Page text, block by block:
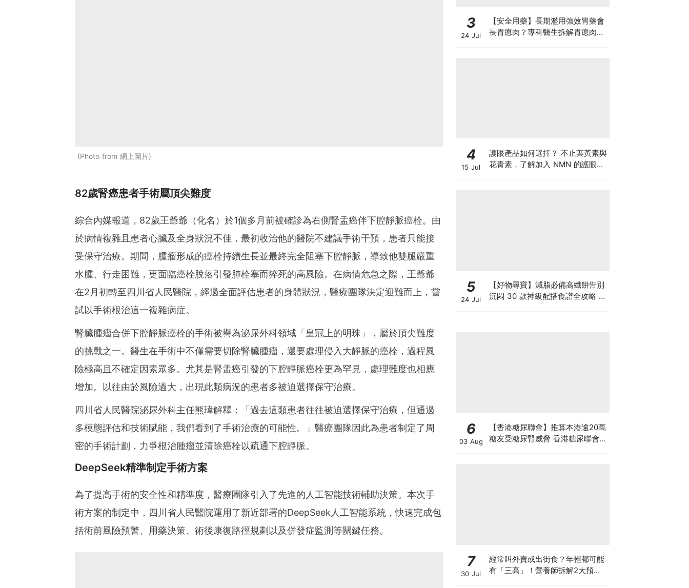
Photo from 網上圖片
82歲腎癌患者手術屬頂尖難度
綜合內媒報道，82歲王爺爺（化名）於1個多月前被確診為右側腎盂癌伴下腔靜脈癌栓。由
於病情複雜且患者心臟及全身狀況不佳，最初收治他的醫院不建議手術干預，患者只能接
受保守治療。期間，腫瘤形成的癌栓持續生長並最終完全阻塞下腔靜脈，導致他雙腿嚴重
水腫、行走困難，更面臨癌栓脫落引發肺栓塞而猝死的高風險。在病情危急之際，王爺爺
在2月初轉至四川省人民醫院，經過全面評估患者的身體狀況，醫療團隊決定迎難而上，嘗
試以手術根治這一複雜病症。
腎臟腫瘤合併下腔靜脈癌栓的手術被譽為泌尿外科領域「皇冠上的明珠」，屬於頂尖難度
的挑戰之一。醫生在手術中不僅需要切除腎臟腫瘤，還要處理侵入大靜脈的癌栓，過程風
險極高且不確定因素眾多。尤其是腎盂癌引發的下腔靜脈癌栓更為罕見，處理難度也相應
增加。以往由於風險過大，出現此類病況的患者多被迫選擇保守治療。
四川省人民醫院泌尿外科主任熊瑋解釋：「過去這類患者往往被迫選擇保守治療，但通過
多模態評估和技術賦能，我們看到了手術治癒的可能性。」醫療團隊因此為患者制定了周
密的手術計劃，力爭根治腫瘤並清除癌栓以疏通下腔靜脈。
DeepSeek精準制定手術方案
為了提高手術的安全性和精準度，醫療團隊引入了先進的人工智能技術輔助決策。本次手
術方案的制定中，四川省人民醫院運用了新近部署的DeepSeek人工智能系統，快速完成包
括術前風險預警、用藥決策、術後康復路徑規劃以及併發症監測等關鍵任務。
3
24 Jul
【安全用藥】長期濫用強效胃藥會
長胃瘜肉？專科醫生拆解胃瘜肉癌
4
15 Jul
護眼產品如何選擇？ 不止葉黃素與
花青素，了解加入 NMN 的護眼方
5
24 Jul
【好物尋寶】減脂必備高纖餅告別
沉悶 30 款神級配搭食譜全攻略 日
6
03 Aug
【香港糖尿聯會】推算本港逾20萬
糖友受糖尿腎威脅 香港糖尿聯會
7
30 Jul
經常叫外賣或出街食？年輕都可能
有「三高」！營養師拆解2大預防